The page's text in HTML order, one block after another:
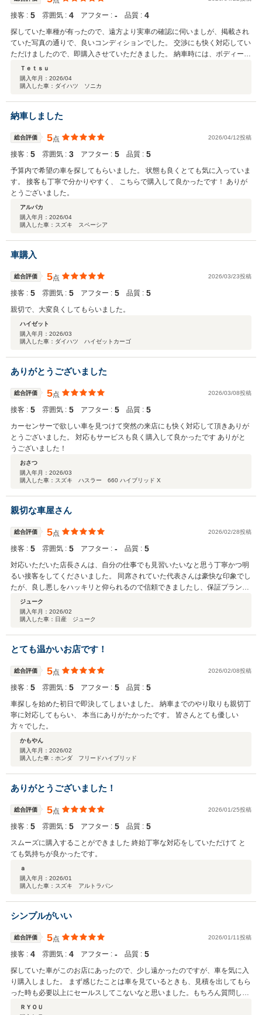
接客 : 5 雰囲気 : 4 アフター : ‐ 品質 : 4
探していた車種が有ったので、遠方より実車の確認に伺いましが、掲載され
ていた写真の通りで、良いコンディションでした。 交渉にも快く対応してい
ただけましたので、即購入させていただきました。 納車時には、ボディーに
ガラスコーティングしてあり、車内も清掃されて大変きれいな状態でした。
Ｔｅｔｓｕ
購入年月： 2026/04
購入した車：ダイハツ ソニカ
納車しました
総合評価 5点 2026/04/12投稿
接客 : 5 雰囲気 : 3 アフター : 5 品質 : 5
予算内で希望の車を探してもらいました。 状態も良くとても気に入っていま
す。 接客も丁寧で分かりやすく、 こちらで購入して良かったです！ ありが
とうございました。
アルパカ
購入年月： 2026/04
購入した車：スズキ スペーシア
車購入
総合評価 5点 2026/03/23投稿
接客 : 5 雰囲気 : 5 アフター : 5 品質 : 5
親切で、大変良くしてもらいました。
ハイゼット
購入年月： 2026/03
購入した車：ダイハツ ハイゼットカーゴ
ありがとうございました
総合評価 5点 2026/03/08投稿
接客 : 5 雰囲気 : 5 アフター : 5 品質 : 5
カーセンサーで欲しい車を見つけて突然の来店にも快く対応して頂きありが
とうございました。 対応もサービスも良く購入して良かったです ありがと
うございました！
おさつ
購入年月： 2026/03
購入した車：スズキ ハスラー 660 ハイブリッド X
親切な車屋さん
総合評価 5点 2026/02/28投稿
接客 : 5 雰囲気 : 5 アフター : ‐ 品質 : 5
対応いただいた店長さんは、自分の仕事でも見習いたいなと思う丁寧かつ明
るい接客をしてくださいました。 同席されていた代表さんは豪快な印象でし
たが、良し悪しをハッキリと仰られるので信頼できましたし、保証プランや
自動車保険に迷ったのですがお勧めいただいたものに決めました。 整備士さ
んとはお話しする機会はありませんでしたが、THE仕事人って感じの雰囲気
でした。 他社では車庫関連手続きの手数料だったりコーティングも追加代金
物でした。 数年前にこちらで車を買い取ってもらった友人(同じく中古車デ
ィーラー)も良心的だったと言っていました。 この度は、ありがとうござい
ました！
ジューク
購入年月： 2026/02
購入した車：日産 ジューク
とても温かいお店です！
総合評価 5点 2026/02/08投稿
接客 : 5 雰囲気 : 5 アフター : 5 品質 : 5
車探しを始めた初日で即決してしまいました。 納車までのやり取りも親切丁
寧に対応してもらい、 本当にありがたかったです。 皆さんとても優しい
方々でした。
かもやん
購入年月： 2026/02
購入した車：ホンダ フリードハイブリッド
ありがとうございました！
総合評価 5点 2026/01/25投稿
接客 : 5 雰囲気 : 5 アフター : 5 品質 : 5
スムーズに購入することができました 終始丁寧な対応をしていただけて と
ても気持ちが良かったです。
ａ
購入年月： 2026/01
購入した車：スズキ アルトラパン
シンプルがいい
総合評価 5点 2026/01/11投稿
接客 : 4 雰囲気 : 4 アフター : ‐ 品質 : 5
探していた車がこのお店にあったので、少し遠かったのですが、車を気に入
り購入しました。 まず感じたことは車を見ているときも、見積を出してもら
った時も必要以上にセールスしてこないなと思いました。もちろん質問した
事にはきちんと答えてもらえますが、よく大手の中古車店でありがちな、と
ＲＹＯＵ